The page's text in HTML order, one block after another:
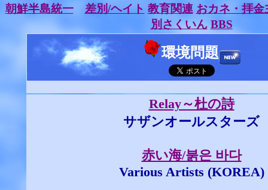
朝鮮半島統一
差別/ヘイト 教育関連 おカネ・拝金
別さくいん BBS
環境問題
Relay～杜の詩
サザンオールスターズ
赤い海/붉은 바다
Various Artists (KOREA)